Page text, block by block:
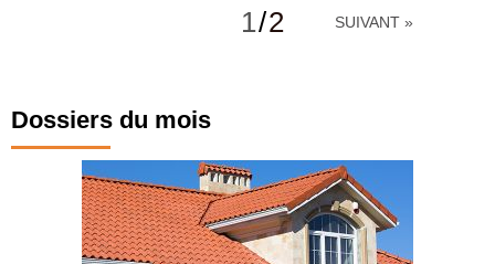
1/2 SUIVANT »
Dossiers du mois